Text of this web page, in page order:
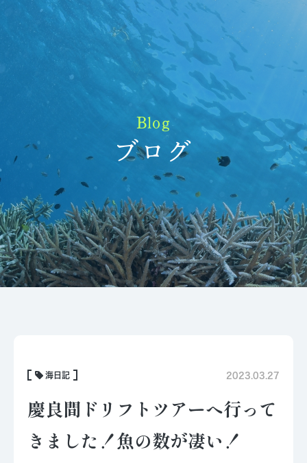
Blog
ブログ
海日記 2023.03.27
慶良間ドリフトツアーへ行って
きました！魚の数が凄い！